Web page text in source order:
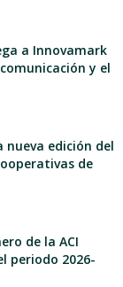
a Innovamark
y el
nueva edición del
de
de la ACI
periodo 2026-